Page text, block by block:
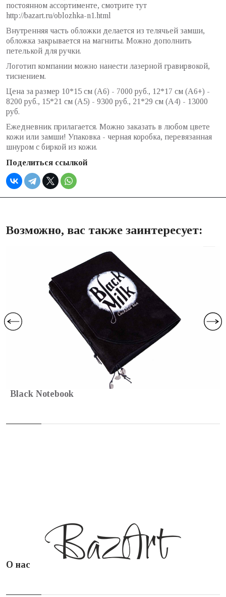
постоянном ассортименте, смотрите тут
http://bazart.ru/oblozhka-n1.html
Внутренняя часть обложки делается из телячьей замши,
обложка закрывается на магниты. Можно дополнить
петелькой для ручки.
Логотип компании можно нанести лазерной гравирвокой,
тиснением.
Цена за размер 10*15 см (А6) - 7000 руб., 12*17 см (А6+) -
8200 руб., 15*21 см (А5) - 9300 руб., 21*29 см (A4) - 13000
руб.
Ежедневник прилагается. Можно заказать в любом цвете
кожи или замши! Упаковка - черная коробка, перевязанная
шнуром с биркой из кожи.
Поделиться ссылкой
Возможно, вас также заинтересует:
Black Notebook
О нас